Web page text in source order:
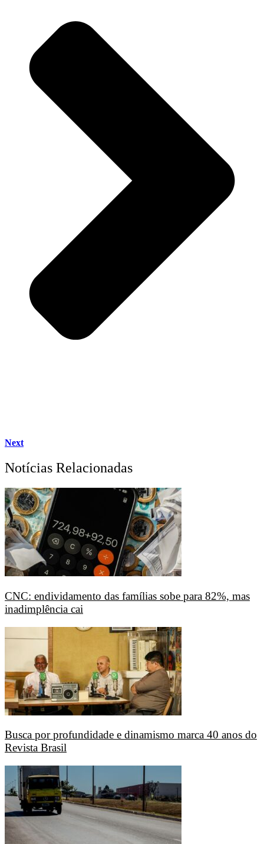
Next
Notícias Relacionadas
CNC: endividamento das famílias sobe para 82%, mas
inadimplência cai
Busca por profundidade e dinamismo marca 40 anos do
Revista Brasil